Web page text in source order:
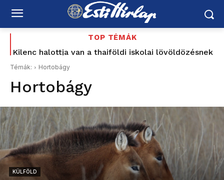
TOP TÉMÁK
Kilenc halottja van a thaiföldi iskolai lövöldözésnek
Tata 1956: a sortűz története, amely most Baka
Andrásig ért – korabeli MTV Híradó-felvétellel –
Schiffer elővette a Korbely-ügyet, a Mi Hazánk és
Témák: Hortobágy
Hortobágy
KÜLFÖLD